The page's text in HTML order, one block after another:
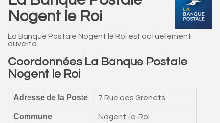
Nogent le Roi
La Banque Postale Nogent le Roi est actuellement
ouverte.
Coordonnées La Banque Postale
Nogent le Roi
Adresse de la Poste 7 Rue des Grenets
Commune Nogent-le-Roi